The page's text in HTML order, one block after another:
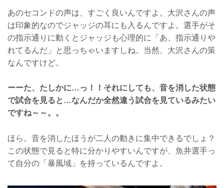
あのセコンドの声は、すごく良いんですよ。大沢さんの声
は印象的なのでジャッジの耳にも入るんですよ。選手がそ
の指示通りに動くとジャッジも心理的に「あ、指示通りや
れてるんだ」と思っちゃいますしね。当然、大沢さんの策
なんですけど。
ーーた、たしかに…っ！！それにしても、音を消した状態
で試合を見ると…なんだか全然違う試合を見ているみたい
ですね～～。。
ほら。音を消したほうが二人の動きに集中できるでしょ？
この状態で見ると特に分かりやすいんですが、魚井選手っ
て自分の「暴風域」を持っているんですよ。